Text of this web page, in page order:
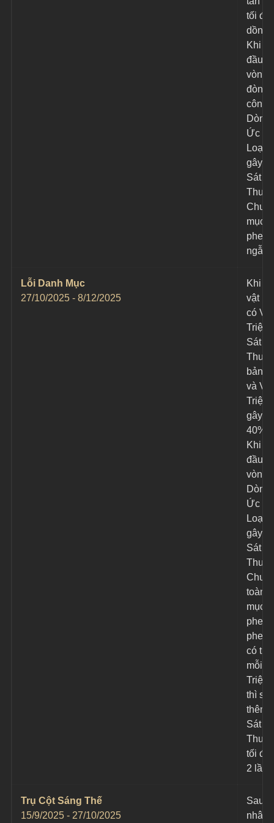
tối đa
dồn
Khi
đầu
vòng,
đòn
công
Ức
Loạn
gây
Sát
mục
phe
ngẫu
Lỗi Danh Mục
27/10/2025 - 8/12/2025
Khi
vật
có
Triệu
Sát
bản
và
Triệu
gây
40%.
Khi
đầu
vòng,
Ức
Loạn
gây
Sát
toàn
mục
phe
phe
có
mỗi
Triệu
thì sẽ
thêm
Sát
tối đa
2 lần.
Trụ Cột Sáng Thế
15/9/2025 - 27/10/2025
Sau
nhân